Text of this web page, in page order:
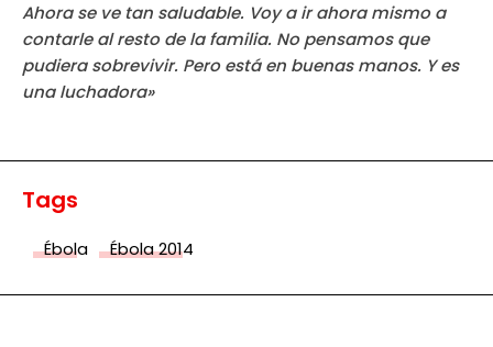
Ahora se ve tan saludable. Voy a ir ahora mismo a
contarle al resto de la familia. No pensamos que
pudiera sobrevivir. Pero está en buenas manos. Y es
una luchadora»
Tags
Ébola Ébola 2014